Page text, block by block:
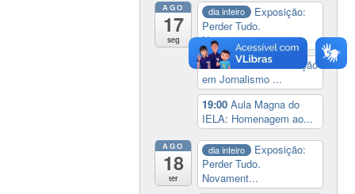
AGO
17
seg
dia inteiro
Exposição:
Perder Tudo.
Novament...
16:00 Curso de formação
em Jornalismo ...
19:00Aula Magna do
IELA: Homenagem ao...
AGO
18
ter
dia inteiro
Exposição:
Perder Tudo.
Novament...